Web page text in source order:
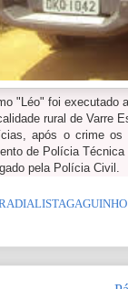
"Léo" foi
rural de Varre
após o crime
de Polícia Técnica
pela Polícia Civil.